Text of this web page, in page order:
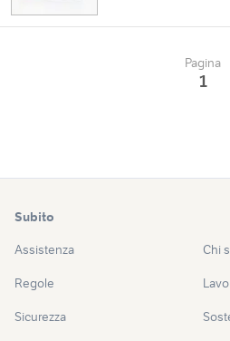
Pagina
1
Subito
Assistenza
Regole
Sicurezza
Chi